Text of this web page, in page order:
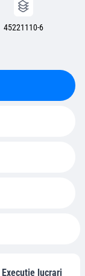
45221110-6
Executie lucrari